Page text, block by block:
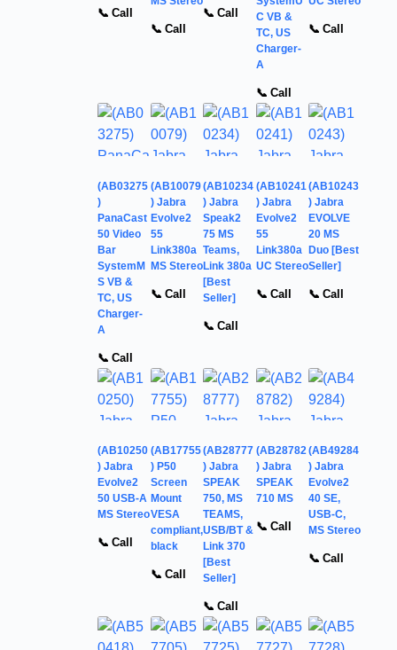
📞 Call
📞 Call
📞 Call
C VB &
TC, US
Charger-
A
📞 Call
📞 Call
(AB03275
)
PanaCast
50 Video
Bar
SystemM
S VB &
TC, US
Charger-
A
📞 Call
(AB10079
) Jabra
Evolve2
55
Link380a
MS Stereo
📞 Call
(AB10234
) Jabra
Speak2
75 MS
Teams,
Link 380a
[Best
Seller]
📞 Call
(AB10241
) Jabra
Evolve2
55
Link380a
UC Stereo
📞 Call
(AB10243
) Jabra
EVOLVE
20 MS
Duo [Best
Seller]
📞 Call
(AB10250
) Jabra
Evolve2
50 USB-A
MS Stereo
📞 Call
(AB17755
) P50
Screen
Mount
VESA
compliant,
black
📞 Call
(AB28777
) Jabra
SPEAK
750, MS
TEAMS,
USB/BT &
Link 370
[Best
Seller]
📞 Call
(AB28782
) Jabra
SPEAK
710 MS
📞 Call
(AB49284
) Jabra
Evolve2
40 SE,
USB-C,
MS Stereo
📞 Call